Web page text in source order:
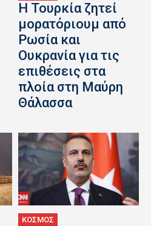
Η Τουρκία ζητεί
μορατόριουμ από
Ρωσία και
Ουκρανία για τις
επιθέσεις στα
πλοία στη Μαύρη
Θάλασσα
ΚΟΣΜΟΣ